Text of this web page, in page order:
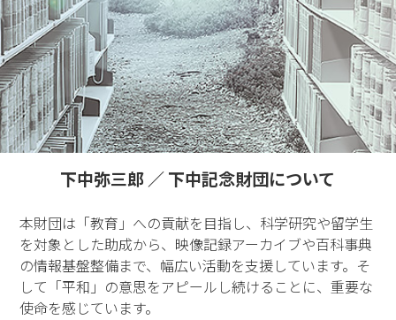
下中弥三郎 ／ 下中記念財団について
本財団は「教育」への貢献を目指し、科学研究や留学生
を対象とした助成から、映像記録アーカイブや百科事典
の情報基盤整備まで、幅広い活動を支援しています。そ
して「平和」の意思をアピールし続けることに、重要な
使命を感じています。